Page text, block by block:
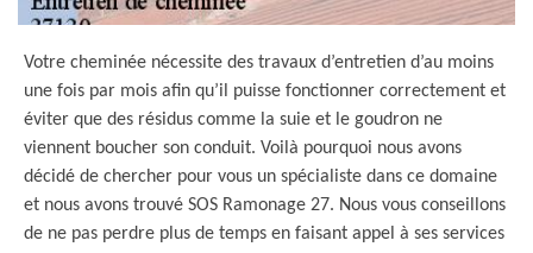
Votre cheminée nécessite des travaux d’entretien d’au moins
une fois par mois afin qu’il puisse fonctionner correctement et
éviter que des résidus comme la suie et le goudron ne
viennent boucher son conduit. Voilà pourquoi nous avons
décidé de chercher pour vous un spécialiste dans ce domaine
et nous avons trouvé SOS Ramonage 27. Nous vous conseillons
de ne pas perdre plus de temps en faisant appel à ses services